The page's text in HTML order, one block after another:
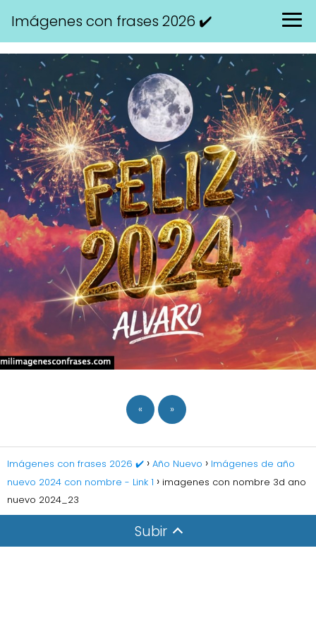
Imágenes con frases 2026 ✔️
« »
Imágenes con frases 2026 ✔️ Año Nuevo
Imágenes de año
nuevo 2024 con nombre - Link 1
imagenes con nombre 3d ano
nuevo 2024_23
Subir